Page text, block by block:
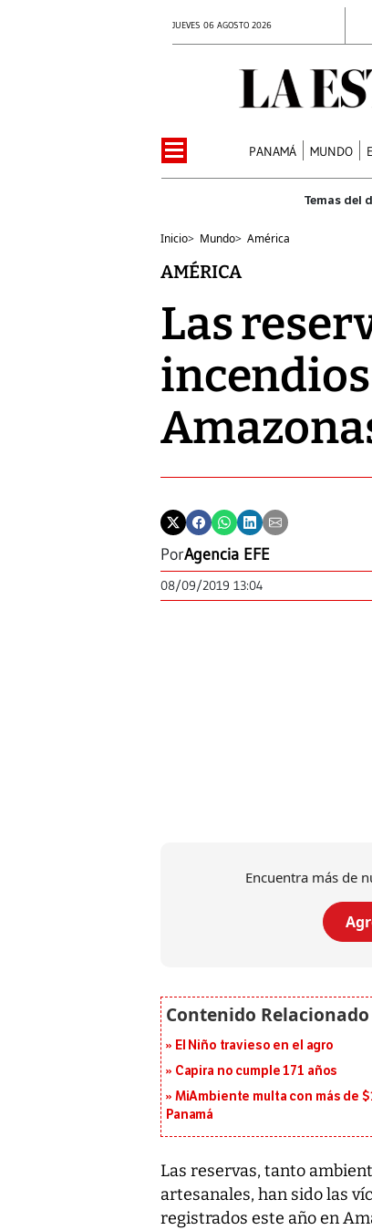
JUEVES 06 AGOSTO 2026
PANAMÁ MUNDO
Inicio> Mundo> América
AMÉRICA
Las
PorAgencia EFE
08/09/2019 13:04
Encuentra más de
El Niño travieso en el agro
Capira no cumple 171 años
MiAmbiente multa con más de
Panamá
Las reservas, tanto
artesanales, han sido las
registrados este año en